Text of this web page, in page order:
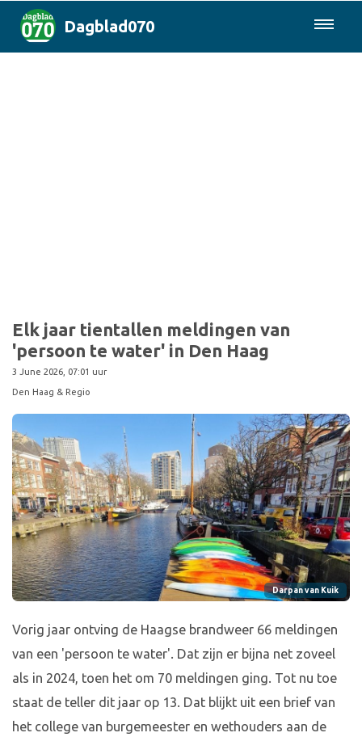
Dagblad070
Elk jaar tientallen meldingen van
'persoon te water' in Den Haag
3 June 2026, 07:01 uur
Den Haag & Regio
Darpan van Kuik
Vorig jaar ontving de Haagse brandweer 66 meldingen
van een 'persoon te water'. Dat zijn er bijna net zoveel
als in 2024, toen het om 70 meldingen ging. Tot nu toe
staat de teller dit jaar op 13. Dat blijkt uit een brief van
het college van burgemeester en wethouders aan de